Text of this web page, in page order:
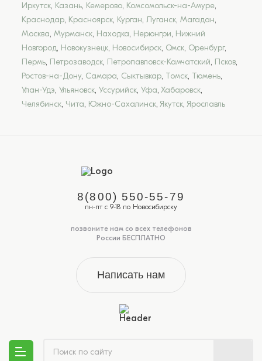
Иркутск, Казань, Кемерово, Комсомольск-на-Амуре,
Краснодар, Красноярск, Курган, Луганск, Магадан,
Москва, Мурманск, Находка, Нерюнгри, Нижний
Новгород, Новокузнецк, Новосибирск, Омск, Оренбург,
Пермь, Петрозаводск, Петропавловск-Камчатский, Псков,
Ростов-на-Дону, Самара, Сыктывкар, Томск, Тюмень,
Улан-Удэ, Ульяновск, Уссурийск, Уфа, Хабаровск,
Челябинск, Чита, Южно-Сахалинск, Якутск, Ярославль
8(800) 550-55-79
пн-пт с 9-18 по Новосибирску
позвоните нам со всех телефонов
России БЕСПЛАТНО
Написать нам